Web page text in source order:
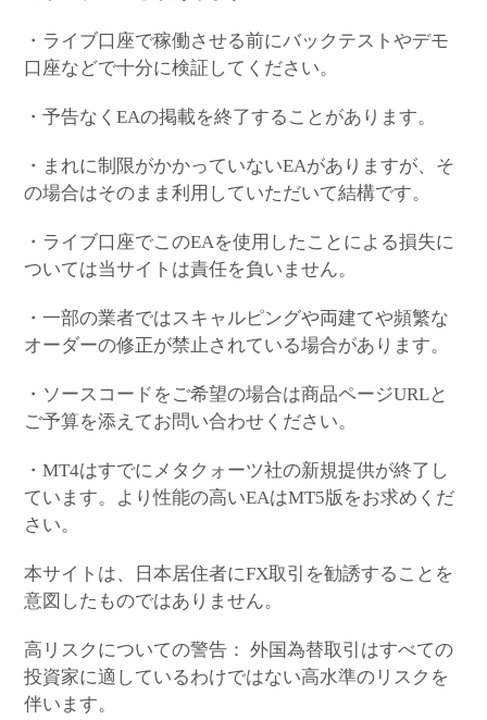
・ライブ口座で稼働させる前にバックテストやデモ
口座などで十分に検証してください。
・予告なくEAの掲載を終了することがあります。
・まれに制限がかかっていないEAがありますが、そ
の場合はそのまま利用していただいて結構です。
・ライブ口座でこのEAを使用したことによる損失に
ついては当サイトは責任を負いません。
・一部の業者ではスキャルピングや両建てや頻繁な
オーダーの修正が禁止されている場合があります。
・ソースコードをご希望の場合は商品ページURLと
ご予算を添えてお問い合わせください。
・MT4はすでにメタクォーツ社の新規提供が終了し
ています。より性能の高いEAはMT5版をお求めくだ
さい。
本サイトは、日本居住者にFX取引を勧誘することを
意図したものではありません。
高リスクについての警告： 外国為替取引はすべての
投資家に適しているわけではない高水準のリスクを
伴います。